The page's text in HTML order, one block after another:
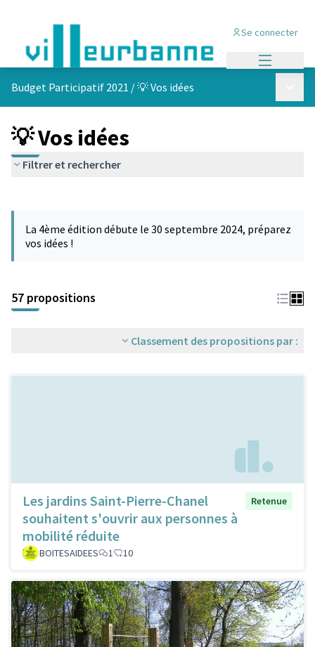
Se connecter
Budget Participatif 2021 /💡 Vos idées
💡 Vos idées
Filtrer et rechercher
La 4ème édition débute le 30 septembre 2024, préparez
vos idées !
57 propositions
Classement des propositions par :
Les jardins Saint-Pierre-Chanel
souhaitent s'ouvrir aux personnes à
mobilité réduite
Retenue
BOITESAIDEES 1 10